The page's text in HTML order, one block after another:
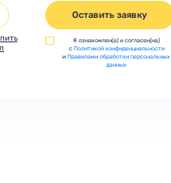
Оставить заявку
Я ознакомлен(а) и согласен(на)
с Политикой конфиденциальности
иПравилами обработки персональных
данных